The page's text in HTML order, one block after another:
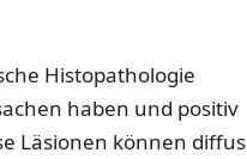
Histopathologie
haben und positiv
Läsionen können diffus